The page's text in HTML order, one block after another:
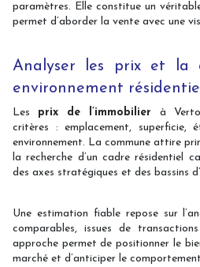
paramètres. Elle constitue un
permet d’aborder la vente avec une
Analyser les prix et la
environnement
Les prix de l’immobilier à
critères : emplacement,
environnement. La commune attire
la recherche d’un cadre résidentiel
des axes stratégiques et des bassins
Une estimation fiable repose sur
comparables, issues de
approche permet de positionner le
marché et d’anticiper le